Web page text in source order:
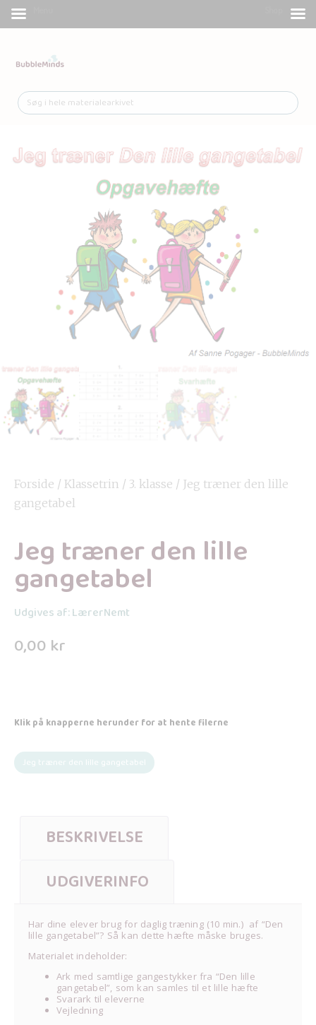
Forside / Klassetrin / 3. klasse / Jeg træner den lille
gangetabel
Jeg træner den lille
gangetabel
Udgives af: LærerNemt
0,00 kr
Klik på knapperne herunder for at hente filerne
Jeg træner den lille gangetabel
BESKRIVELSE
UDGIVERINFO
Har dine elever brug for daglig træning (10 min.) af “Den
lille gangetabel”? Så kan dette hæfte måske bruges.
Materialet indeholder:
Ark med samtlige gangestykker fra “Den lille
gangetabel”, som kan samles til et lille hæfte
Svarark til eleverne
Vejledning